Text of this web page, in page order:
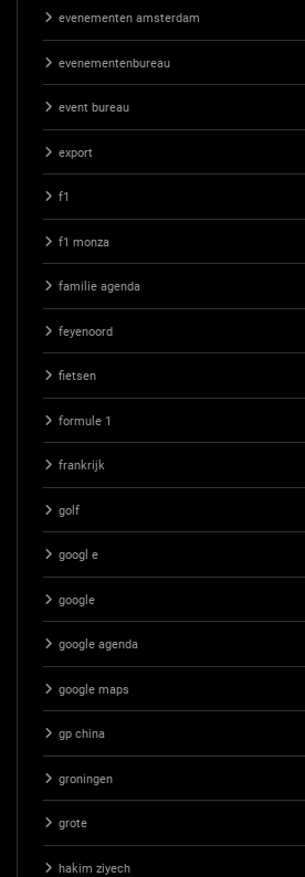
evenementen amsterdam
evenementenbureau
event bureau
export
f1
f1 monza
familie agenda
feyenoord
fietsen
formule 1
frankrijk
golf
googl e
google
google agenda
google maps
gp china
groningen
grote
hakim ziyech